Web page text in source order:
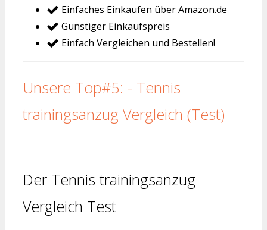
Einfaches Einkaufen über Amazon.de
Günstiger Einkaufspreis
Einfach Vergleichen und Bestellen!
Unsere Top#5: - Tennis
trainingsanzug Vergleich (Test)
Der Tennis trainingsanzug
Vergleich Test